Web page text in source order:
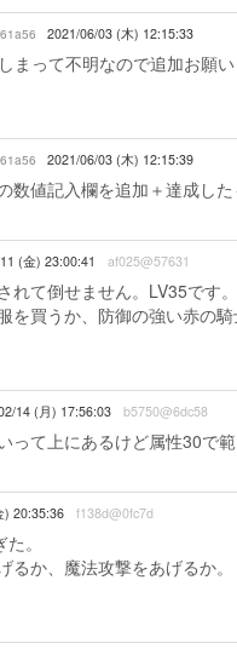
2021/06/03 (木) 12:15:33
まって不明なので追加お願
2021/06/03 (木) 12:15:39
数値記入欄を追加＋達成し
(金) 23:00:41 af025@57631
れて倒せません。LV35です
を買うか、防御の強い赤の
14 (月) 17:56:03 b5750@6dc58
って上にあるけど属性30で
) 20:35:36 f138d@0fc7d
。
るか、魔法攻撃をあげるか。